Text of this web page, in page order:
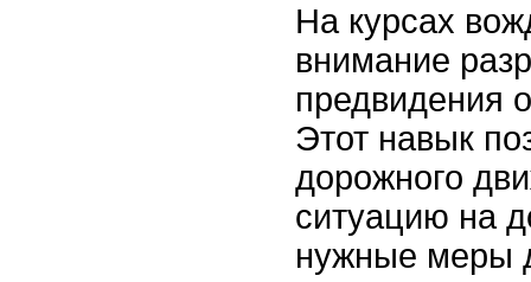
На курсах
внимание
предвидения
Этот навык
дорожного
ситуацию на
нужные меры